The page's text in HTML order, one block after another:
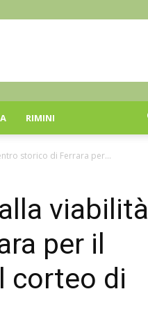
RIMINI
storico di Ferrara per...
viabilità
per il
corteo di